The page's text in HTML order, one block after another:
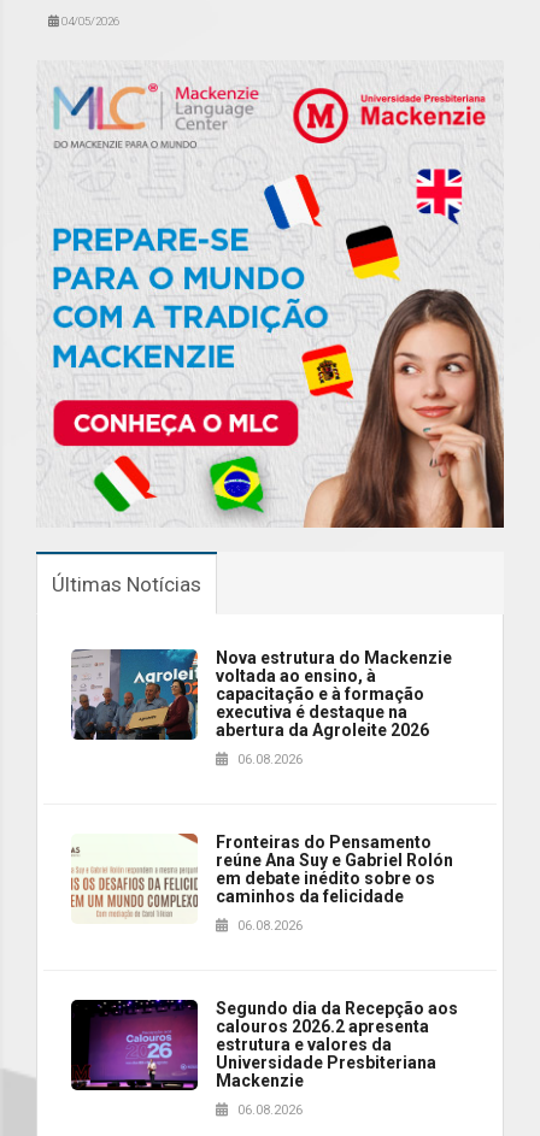
04/05/2026
Últimas Notícias
Nova estrutura do Mackenzie
voltada ao ensino, à
capacitação e à formação
executiva é destaque na
abertura da Agroleite 2026
06.08.2026
Fronteiras do Pensamento
reúne Ana Suy e Gabriel Rolón
em debate inédito sobre os
caminhos da felicidade
06.08.2026
Segundo dia da Recepção aos
calouros 2026.2 apresenta
estrutura e valores da
Universidade Presbiteriana
Mackenzie
06.08.2026